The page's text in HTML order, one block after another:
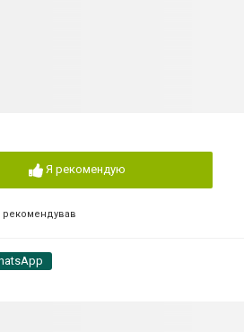
Я рекомендую
рекомендував